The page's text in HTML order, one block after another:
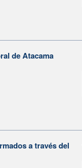
de Atacama
a través del